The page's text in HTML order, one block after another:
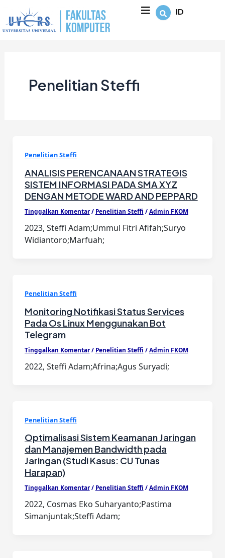
konten
ID
Penelitian Steffi
Penelitian Steffi
ANALISIS PERENCANAAN STRATEGIS
SISTEM INFORMASI PADA SMA XYZ
DENGAN METODE WARD AND PEPPARD
Tinggalkan Komentar / Penelitian Steffi /Admin FKOM
2023, Steffi Adam;Ummul Fitri Afifah;Suryo
Widiantoro;Marfuah;
Penelitian Steffi
Monitoring Notifikasi Status Services
Pada Os Linux Menggunakan Bot
Telegram
Tinggalkan Komentar / Penelitian Steffi /Admin FKOM
2022, Steffi Adam;Afrina;Agus Suryadi;
Penelitian Steffi
Optimalisasi Sistem Keamanan Jaringan
dan Manajemen Bandwidth pada
Jaringan (Studi Kasus: CU Tunas
Harapan)
Tinggalkan Komentar / Penelitian Steffi /Admin FKOM
2022, Cosmas Eko Suharyanto;Pastima
Simanjuntak;Steffi Adam;
pagination